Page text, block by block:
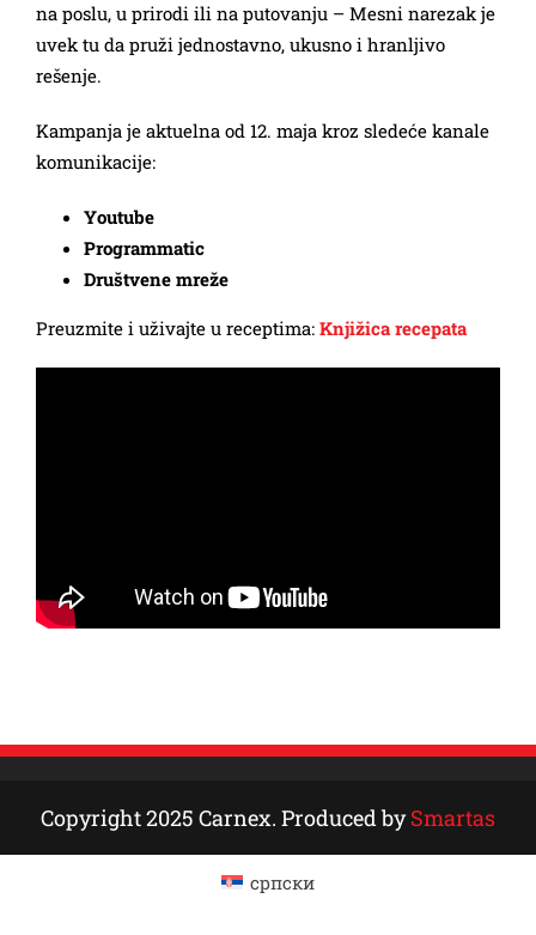
na poslu, u prirodi ili na putovanju – Mesni narezak je
uvek tu da pruži jednostavno, ukusno i hranljivo
rešenje.
Kampanja je aktuelna od 12. maja kroz sledeće kanale
komunikacije:
Youtube
Programmatic
Društvene mreže
Preuzmite i uživajte u receptima: Knjižica recepata
Copyright 2025 Carnex. Produced bySmartas
српски